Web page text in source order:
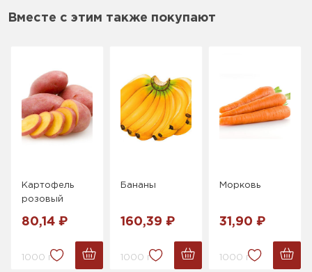
Вместе с этим также покупают
Картофель
розовый
80,14 ₽
1000 г.
Бананы
160,39 ₽
1000 г.
Морковь
31,90 ₽
1000 г.